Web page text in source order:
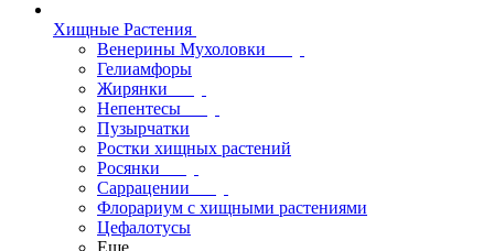
Хищные Растения
Венерины Мухоловки
Гелиамфоры
Жирянки
Непентесы
Пузырчатки
Ростки хищных растений
Росянки
Саррацении
Флорариум с хищными растениями
Цефалотусы
Еще